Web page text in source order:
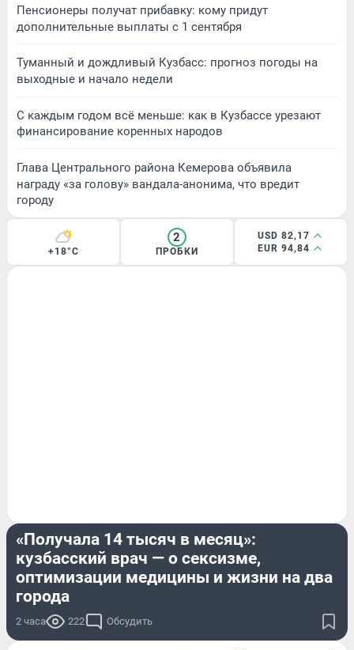
Пенсионеры получат прибавку: кому придут
дополнительные выплаты с 1 сентября
Туманный и дождливый Кузбасс: прогноз погоды на
выходные и начало недели
С каждым годом всё меньше: как в Кузбассе урезают
финансирование коренных народов
Глава Центрального района Кемерова объявила
награду «за голову» вандала-анонима, что вредит
городу
+18°C
2
ПРОБКИ
USD 82,17
EUR 94,84
«Получала 14 тысяч в месяц»:
кузбасский врач — о сексизме,
оптимизации медицины и жизни на два
города
2 часа 222 Обсудить